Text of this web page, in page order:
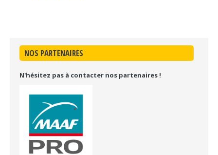
NOS PARTENAIRES
N'hésitez pas à contacter nos partenaires !